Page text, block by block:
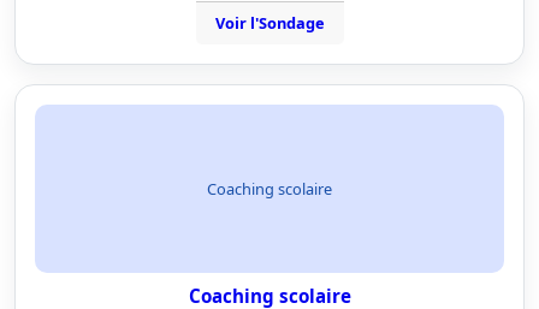
Voir l'Sondage
Coaching scolaire
Coaching scolaire